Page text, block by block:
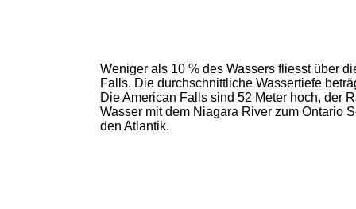
Weniger als 10 % des Wassers fliesst über
Falls. Die durchschnittliche Wassertiefe
Die American Falls sind 52 Meter hoch, der
Wasser mit dem Niagara River zum Ontario
den Atlantik.